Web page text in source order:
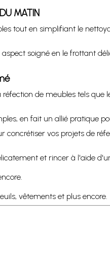
MATIN
tout en simplifiant le
soigné en le frottant
de meubles tels
en fait un allié pratique
concrétiser vos projets de
et rincer à l'aide
vêtements et plus encore.